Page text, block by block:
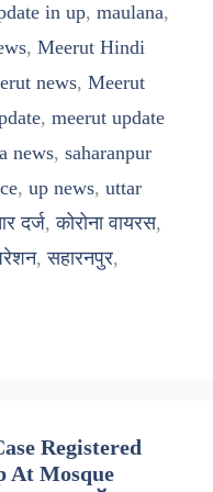
in up, maulana,
, Meerut Hindi
news, Meerut
, meerut update
news, saharanpur
, up news, uttar
दर्ज,कोरोना वायरस,
,सहारनपुर,
Registered
At Mosque